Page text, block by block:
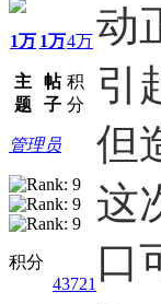
1万
主
题
1万
帖
子
4万
积
分
管理员
积分
43721
动
引
但
这
口